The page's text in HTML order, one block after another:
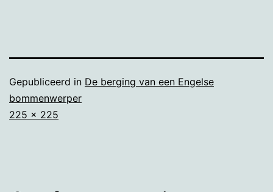
Gepubliceerd in De berging van een Engelse
bommenwerper
Volledige
225 × 225